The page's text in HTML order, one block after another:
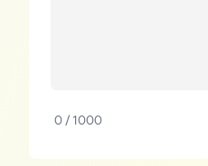
0 / 1000